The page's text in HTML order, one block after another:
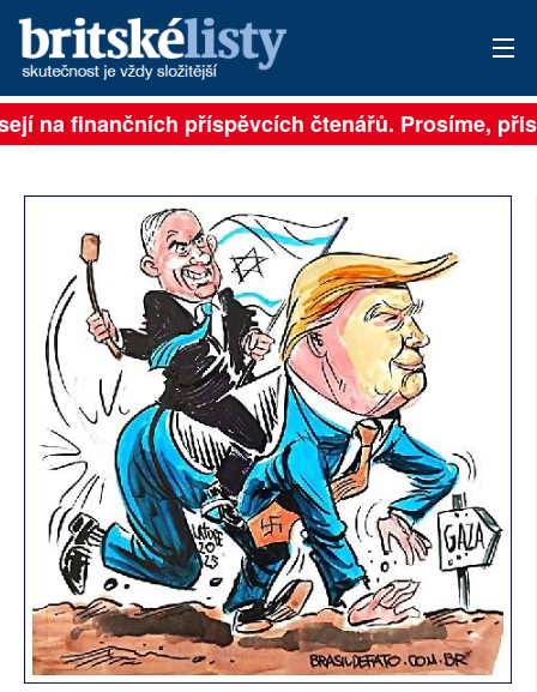
PŘIHLÁSIT
ARCHIV
ROZHOVORY
TÉMATA
NEJČTENĚJŠÍ ZA 7 DNÍ
AUTOŘI
PŘÍSPĚVKY NA PROVOZ
SOCIÁLNÍ SÍTĚ
RUBRIKY
PLNÁ VERZE STRÁNEK
na finančních příspěvcích čtenářů. Prosíme,